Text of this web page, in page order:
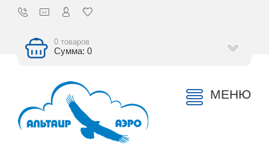
0 товаров
Сумма: 0
МЕНЮ